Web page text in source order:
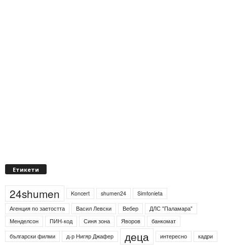
Етикети
24shumen Koncert shumen24
Simfonieta
Агенция по заетостта
Васил Левски Вебер
ДЛС "Паламара"
Менделсон
ПИН-код Синя зона Яворов
банкомат
български филми
д-р Нигяр Джафер деца интересно кадри